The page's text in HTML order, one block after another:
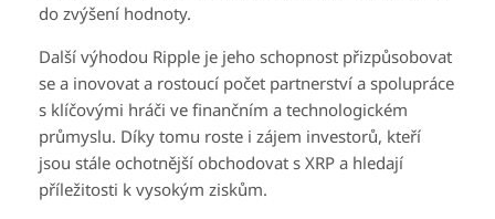
do zvýšení hodnoty.
Další výhodou Ripple je jeho schopnost přizpůsobovat
se a inovovat a rostoucí počet partnerství a spolupráce
s klíčovými hráči ve finančním a technologickém
průmyslu. Díky tomu roste i zájem investorů, kteří
jsou stále ochotnější obchodovat s XRP a hledají
příležitosti k vysokým ziskům.